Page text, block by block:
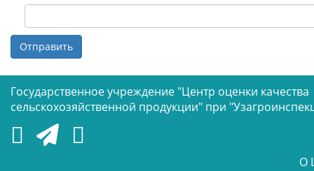
Отправить
Государственное учреждение "Центр оценки качества
сельскохозяйственной продукции" при
О